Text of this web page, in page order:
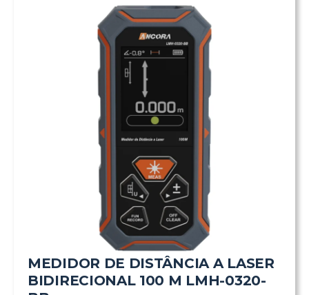
MEDIDOR DE DISTÂNCIA A LASER
BIDIRECIONAL 100 M LMH-0320-